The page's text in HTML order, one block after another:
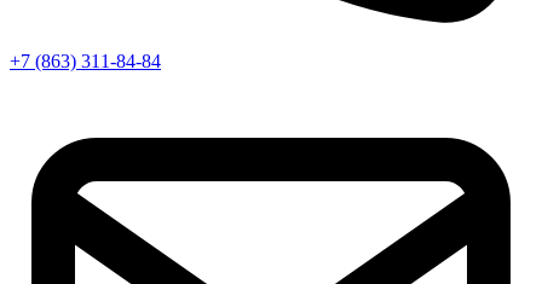
+7 (863) 311-84-84